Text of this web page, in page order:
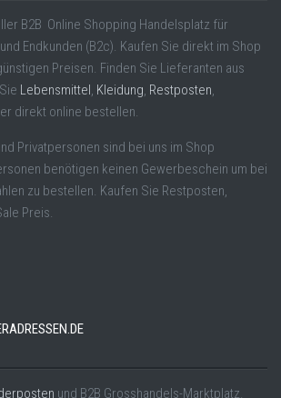
B2B Online Shopping Handelsplatz für
Endkunden (B2c). Kaufen Sie direkt im Shop
Preisen. Finden Sie Lieferanten aus
Lebensmittel, Kleidung, Restposten,
direkt online bestellen.
Privatpersonen sind bei uns im Shop
benötigen keinen Gewerbeschein um bei
zu bestellen. Kaufen Sie Restposten,
Preis.
und B2B Grosshandels-Marktplatz.